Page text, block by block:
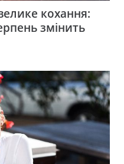
кохання:
змінить